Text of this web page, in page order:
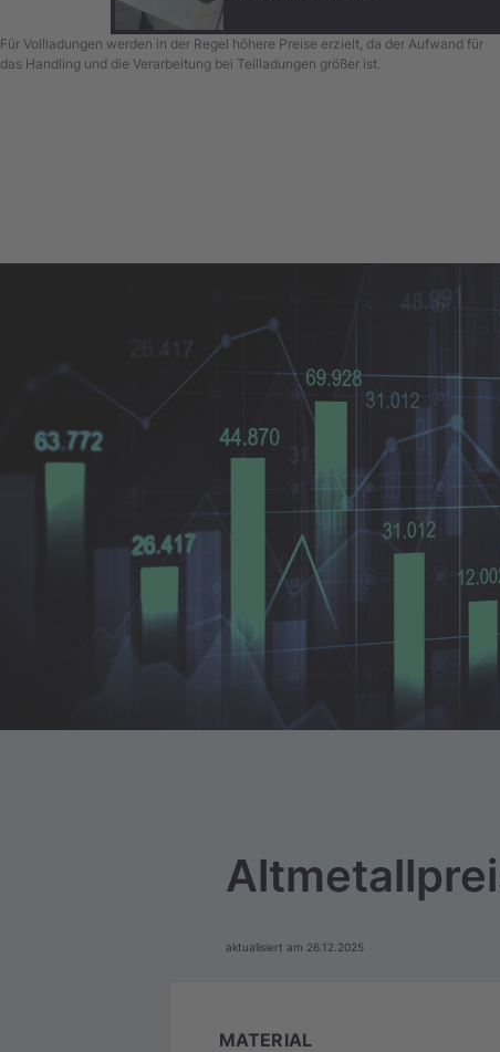
Für Vollladungen werden in der Regel höhere Preise erzielt, da der Aufwand für
das Handling und die Verarbeitung bei Teilladungen größer ist.
aktualisiert am 26.12.2025
MATERIAL